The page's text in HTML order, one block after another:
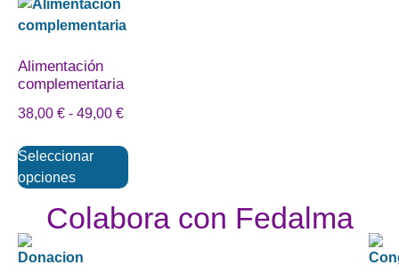
Alimentación
complementaria
38,00 € - 49,00 €
Seleccionar
opciones
Colabora con Fedalma